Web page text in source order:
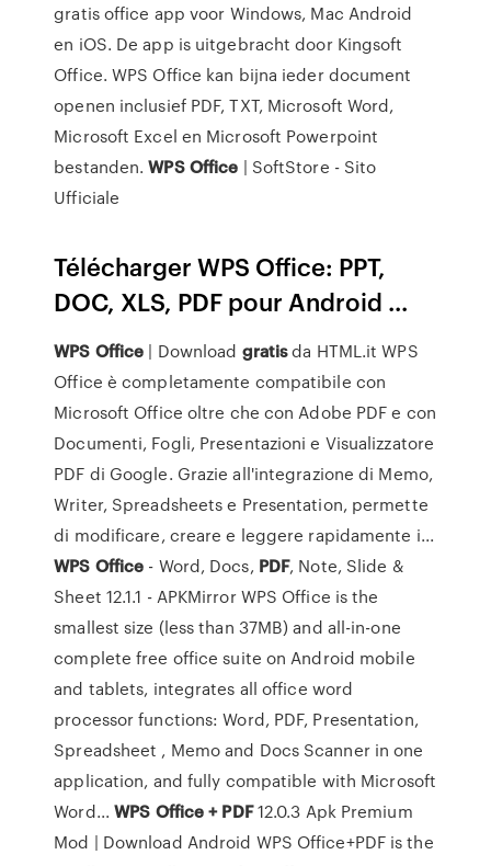
gratis office app voor Windows, Mac Android
en iOS. De app is uitgebracht door Kingsoft
Office. WPS Office kan bijna ieder document
openen inclusief PDF, TXT, Microsoft Word,
Microsoft Excel en Microsoft Powerpoint
bestanden.WPS Office | SoftStore - Sito
Ufficiale
Télécharger WPS Office: PPT,
DOC, XLS, PDF pour Android ...
WPS Office | Download gratisda HTML.it WPS
Office è completamente compatibile con
Microsoft Office oltre che con Adobe PDF e con
Documenti, Fogli, Presentazioni e Visualizzatore
PDF di Google. Grazie all'integrazione di Memo,
Writer, Spreadsheets e Presentation, permette
di modificare, creare e leggere rapidamente i...
WPS Office - Word, Docs, PDF, Note, Slide &
Sheet 12.1.1 - APKMirror WPS Office is the
smallest size (less than 37MB) and all-in-one
complete free office suite on Android mobile
and tablets, integrates all office word
processor functions: Word, PDF, Presentation,
Spreadsheet , Memo and Docs Scanner in one
application, and fully compatible with Microsoft
Word...WPS Office + PDF12.0.3 Apk Premium
Mod | Download Android WPS Office+PDF is the